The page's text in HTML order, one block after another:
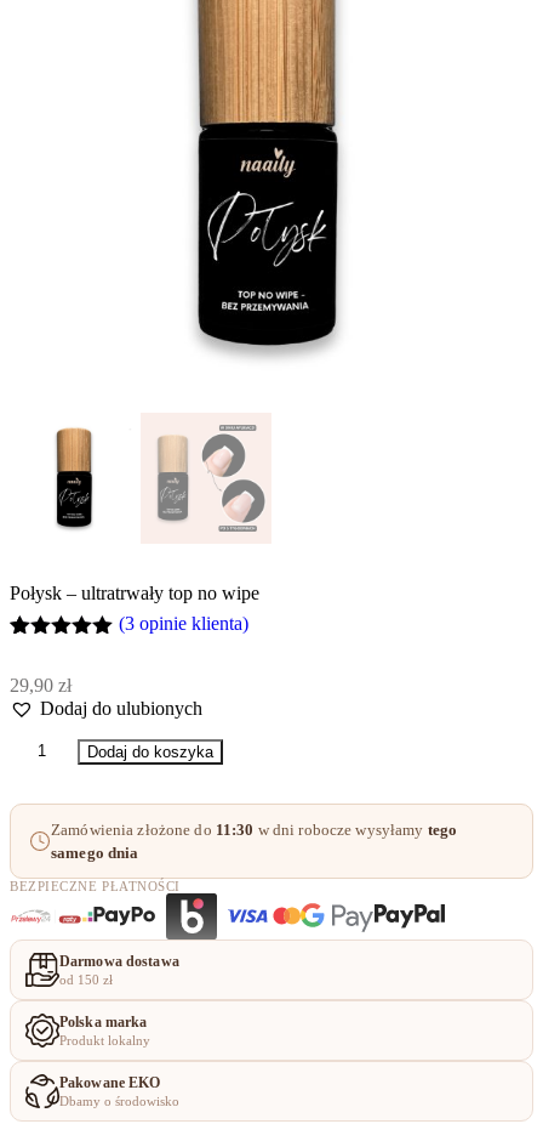
Połysk – ultratrwały top no wipe
na
podstawie
klientów
(3 opinie klienta)
29,90 zł
Dodaj do ulubionych
ilość
ultratrwały
top
wipe
Dodaj do koszyka
Zamówienia złożone do 11:30 w dni robocze wysyłamy tego
samego dnia
BEZPIECZNE PŁATNOŚCI
Darmowa dostawa
od 150 zł
Polska marka
Produkt lokalny
Pakowane EKO
Dbamy o środowisko